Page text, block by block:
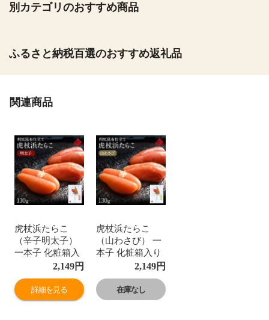
別カテゴリのおすすめ商品
ふるさと納税百選のおすすめ返礼品
関連商品
虎杖浜たらこ
（辛子明太子）
一本子 化粧箱入
2,149円
詳細を見る
虎杖浜たらこ
（山わさび） 一
本子 化粧箱入り
2,149円
在庫なし